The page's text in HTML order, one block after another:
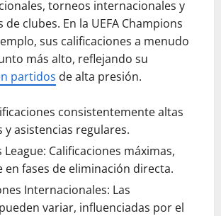
torneos internacionales y
clubes. En la UEFA Champions
sus calificaciones a menudo
más alto, reflejando su
partidos de alta presión.
consistentemente altas
y asistencias regulares.
League: Calificaciones máximas,
en fases de eliminación directa.
Internacionales: Las
variar, influenciadas por el